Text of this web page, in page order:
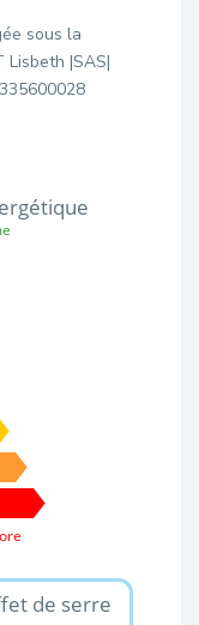
sous la
Lisbeth |SAS|
de serre